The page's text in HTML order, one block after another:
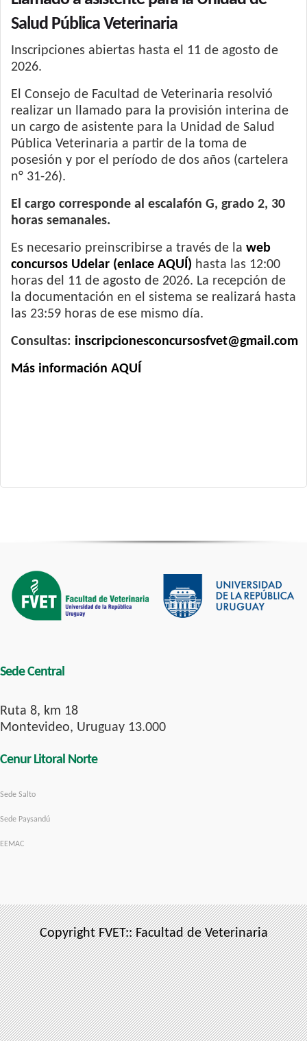
Salud Pública Veterinaria
Inscripciones abiertas hasta el 11 de agosto de
2026.
El Consejo de Facultad de Veterinaria resolvió
realizar un llamado para la provisión interina de
un cargo de asistente para la Unidad de Salud
Pública Veterinaria a partir de la toma de
posesión y por el período de dos años (cartelera
n° 31-26).
El cargo corresponde al escalafón G, grado 2, 30
horas semanales.
Es necesario preinscribirse a través de la web
concursos Udelar (enlace AQUÍ) hasta las 12:00
horas del 11 de agosto de 2026. La recepción de
la documentación en el sistema se realizará hasta
las 23:59 horas de ese mismo día.
Consultas: inscripcionesconcursosfvet@gmail.com
Más información AQUÍ
Sede Central
Ruta 8, km 18
Montevideo, Uruguay 13.000
Cenur Litoral Norte
Sede Salto
Sede Paysandú
EEMAC
Copyright FVET:: Facultad de Veterinaria